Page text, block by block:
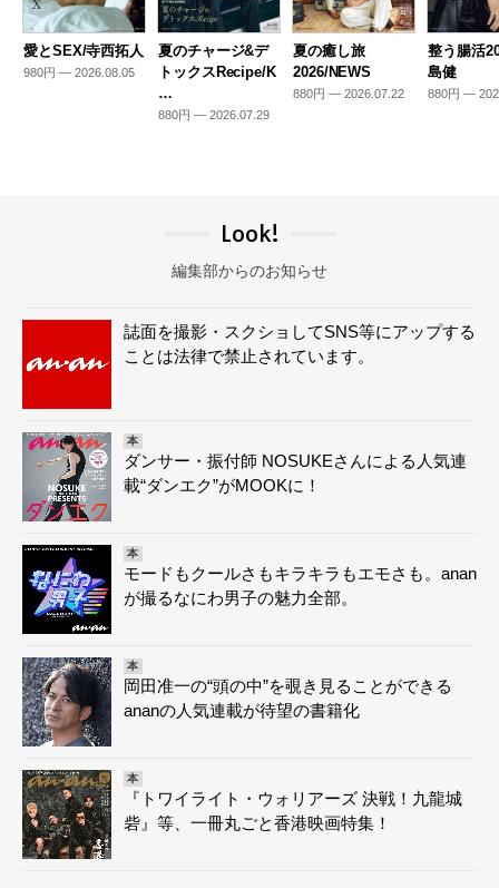
愛とSEX/寺西拓人
980円 — 2026.08.05
夏のチャージ&デ
トックスRecipe/K
…
880円 — 2026.07.29
夏の癒し旅
2026/NEWS
880円 — 2026.07.22
整う腸活
島健
880円 —
Look!
編集部からのお知らせ
誌面を撮影・スクショしてSNS等にアップする
ことは法律で禁止されています。
本
ダンサー・振付師 NOSUKEさんによる人気連
載“ダンエク”がMOOKに！
本
モードもクールさもキラキラもエモさも。anan
が撮るなにわ男子の魅力全部。
本
岡田准一の“頭の中”を覗き見ることができる
ananの人気連載が待望の書籍化
本
『トワイライト・ウォリアーズ 決戦！九龍城
砦』等、一冊丸ごと香港映画特集！